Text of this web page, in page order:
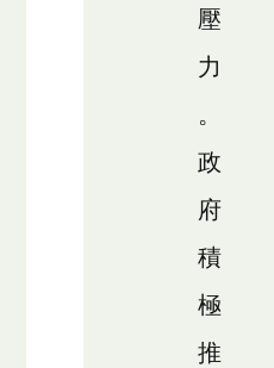
壓
力
。
政
府
積
極
推